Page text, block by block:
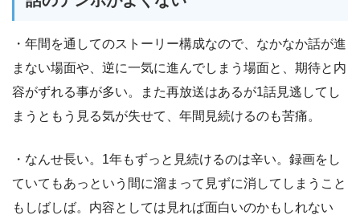
・年間を通してのストーリー構成なので、なかなか話が進
まない場面や、逆に一気に進んでしまう場面と、期待と内
容がずれる事が多い。また再放送はあるが1話見逃してし
まうともう見る気が失せて、年間見続けるのも苦痛。
・なんせ長い。1年もずっと見続けるのは辛い。録画をし
ていてもあっという間に溜まって見ずに消してしまうこと
もしばしば。内容としては見れば面白いのかもしれない